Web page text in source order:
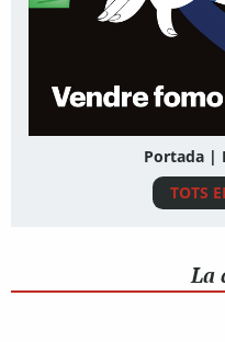
Portada |
TOTS
La